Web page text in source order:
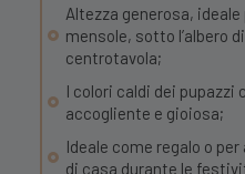
Altezza generosa,
mensole, sotto l’albero
centrotavola;
I colori caldi dei pupazzi
accogliente e gioiosa;
Ideale come regalo o
di casa durante le